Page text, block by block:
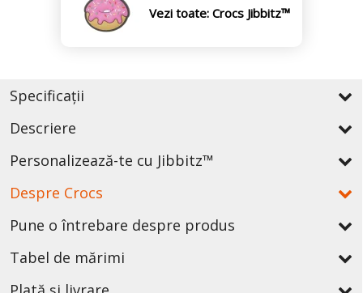
Vezi toate: Crocs Jibbitz™
Specificații
Descriere
Personalizează-te cu Jibbitz™
Despre Crocs
Pune o întrebare despre produs
Tabel de mărimi